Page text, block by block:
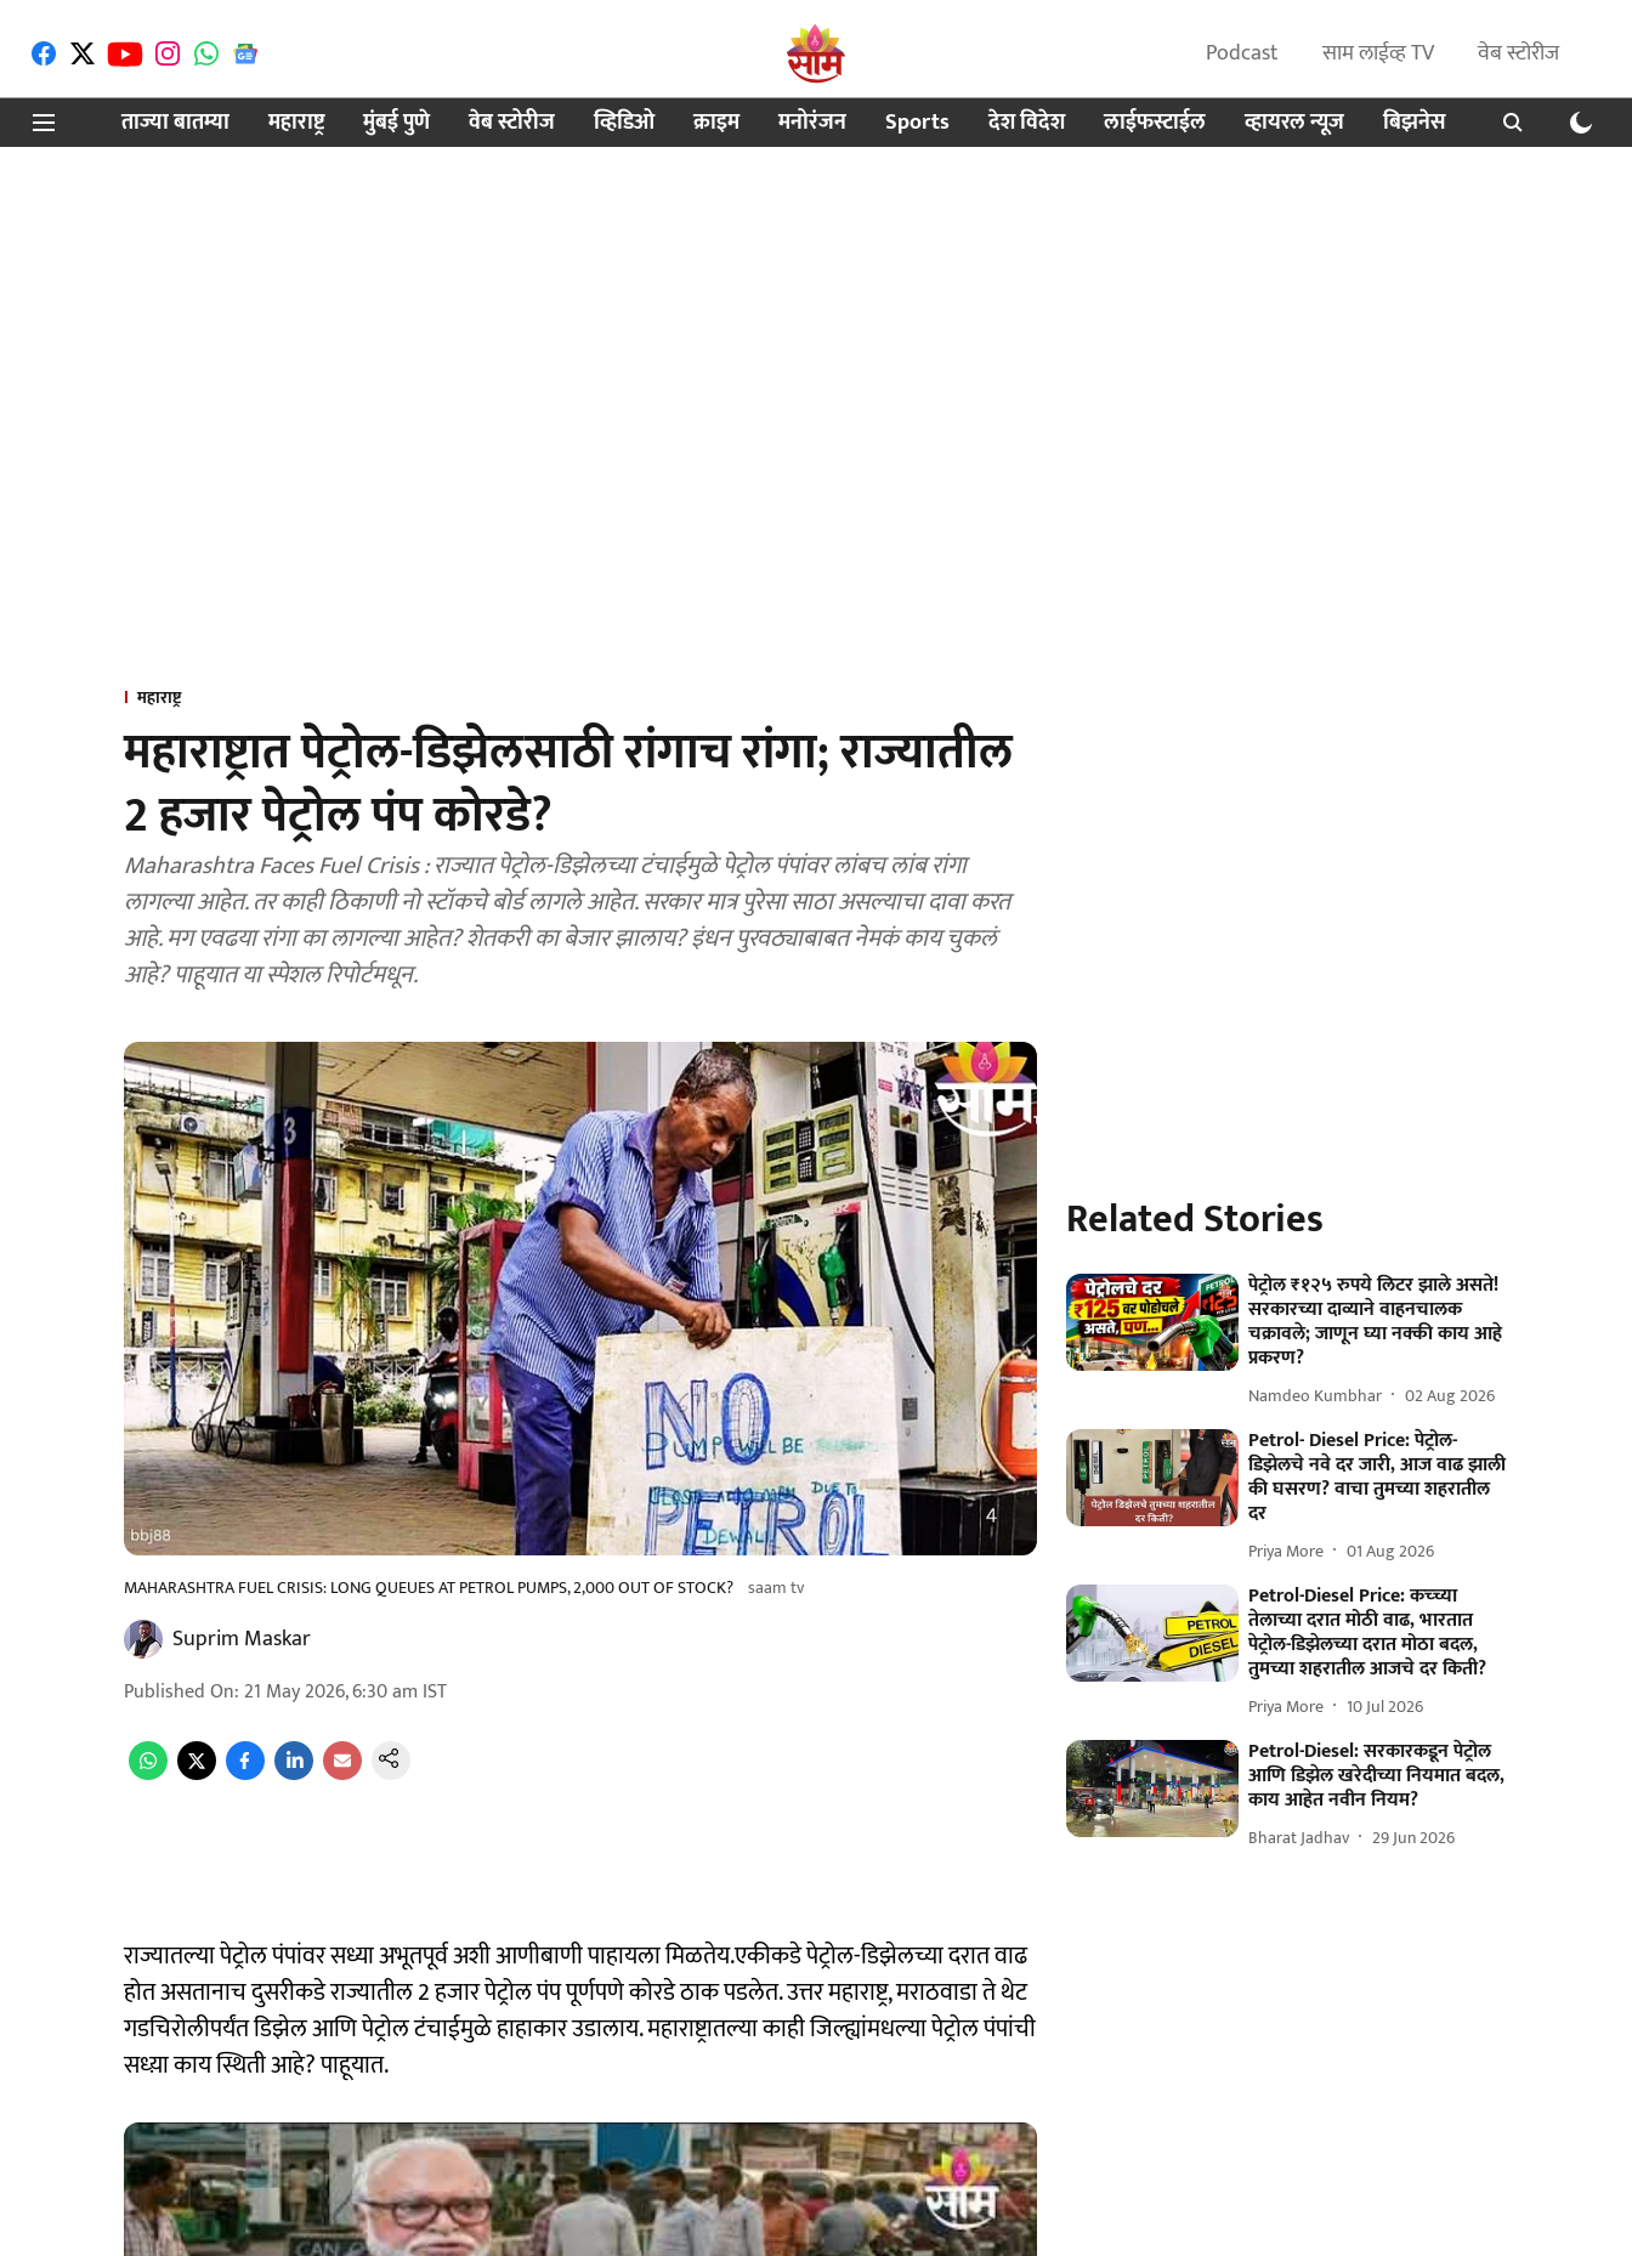
Podcast साम लाईव्ह TV
वेब स्टोरीज
ताज्या बातम्या
महाराष्ट्र मुंबई पुणे वेब स्टोरीज व्हिडिओ क्राइम मनोरंजन Sports देश विदेश लाईफस्टाईल व्हायरल न्यूज बिझनेस
महाराष्ट्र
महाराष्ट्रात पेट्रोल-डिझेलसाठी रांगाच रांगा; राज्यातील
2 हजार पेट्रोल पंप कोरडे?
Maharashtra Faces Fuel Crisis : राज्यात पेट्रोल-डिझेलच्या टंचाईमुळे पेट्रोल पंपांवर लांबच लांब रांगा
लागल्या आहेत. तर काही ठिकाणी नो स्टॉकचे बोर्ड लागले आहेत. सरकार मात्र पुरेसा साठा असल्याचा दावा करत
आहे. मग एवढया रांगा का लागल्या आहेत? शेतकरी का बेजार झालाय? इंधन पुरवठ्याबाबत नेमकं काय चुकलं
आहे? पाहूयात या स्पेशल रिपोर्टमधून.
MAHARASHTRA FUEL CRISIS: LONG QUEUES AT PETROL PUMPS, 2,000 OUT OF STOCK? saam tv
Suprim Maskar
Published On: 21 May 2026, 6:30 am IST
राज्यातल्या पेट्रोल पंपांवर सध्या अभूतपूर्व अशी आणीबाणी पाहायला मिळतेय.एकीकडे पेट्रोल-डिझेलच्या दरात वाढ
होत असतानाच दुसरीकडे राज्यातील 2 हजार पेट्रोल पंप पूर्णपणे कोरडे ठाक पडलेत. उत्तर महाराष्ट्र, मराठवाडा ते थेट
गडचिरोलीपर्यंत डिझेल आणि पेट्रोल टंचाईमुळे हाहाकार उडालाय. महाराष्ट्रातल्या काही जिल्ह्यांमधल्या पेट्रोल पंपांची
सध्य़ा काय स्थिती आहे? पाहूयात.
Related Stories
पेट्रोल ₹१२५ रुपये लिटर झाले असते!
सरकारच्या दाव्याने वाहनचालक
चक्रावले; जाणून घ्या नक्की काय आहे
प्रकरण?
Namdeo Kumbhar 02 Aug 2026
Petrol- Diesel Price: पेट्रोल-
डिझेलचे नवे दर जारी, आज वाढ झाली
की घसरण? वाचा तुमच्या शहरातील
दर
Priya More 01 Aug 2026
Petrol-Diesel Price: कच्च्या
तेलाच्या दरात मोठी वाढ, भारतात
पेट्रोल-डिझेलच्या दरात मोठा बदल,
तुमच्या शहरातील आजचे दर किती?
Priya More 10 Jul 2026
Petrol-Diesel: सरकारकडून पेट्रोल
आणि डिझेल खरेदीच्या नियमात बदल,
काय आहेत नवीन नियम?
Bharat Jadhav 29 Jun 2026